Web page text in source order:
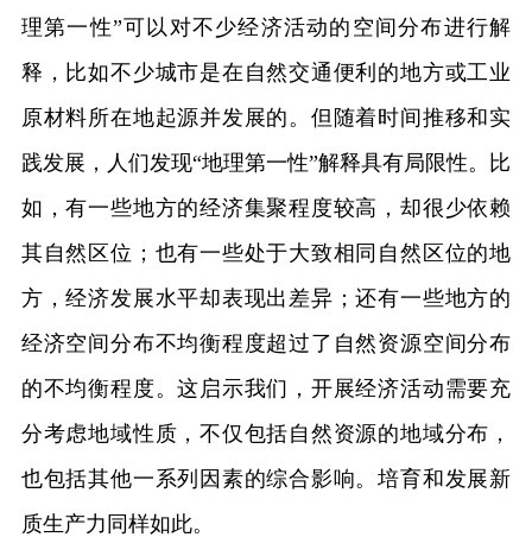
理第一性”可以对不少经济活动的空间分布进行解
释，比如不少城市是在自然交通便利的地方或工业
原材料所在地起源并发展的。但随着时间推移和实
践发展，人们发现“地理第一性”解释具有局限性。比
如，有一些地方的经济集聚程度较高，却很少依赖
其自然区位；也有一些处于大致相同自然区位的地
方，经济发展水平却表现出差异；还有一些地方的
经济空间分布不均衡程度超过了自然资源空间分布
的不均衡程度。这启示我们，开展经济活动需要充
分考虑地域性质，不仅包括自然资源的地域分布，
也包括其他一系列因素的综合影响。培育和发展新
质生产力同样如此。